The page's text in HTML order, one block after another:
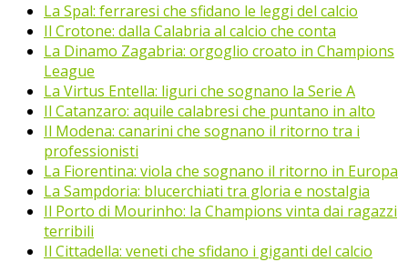
La Spal: ferraresi che sfidano le leggi del calcio
Il Crotone: dalla Calabria al calcio che conta
La Dinamo Zagabria: orgoglio croato in Champions
League
La Virtus Entella: liguri che sognano la Serie A
Il Catanzaro: aquile calabresi che puntano in alto
Il Modena: canarini che sognano il ritorno tra i
professionisti
La Fiorentina: viola che sognano il ritorno in Europa
La Sampdoria: blucerchiati tra gloria e nostalgia
Il Porto di Mourinho: la Champions vinta dai ragazzi
terribili
Il Cittadella: veneti che sfidano i giganti del calcio